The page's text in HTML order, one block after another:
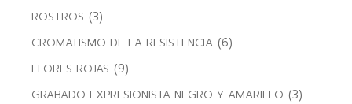
ROSTROS (3)
CROMATISMO DE LA RESISTENCIA (6)
FLORES ROJAS (9)
GRABADO EXPRESIONISTA NEGRO Y AMARILLO (3)